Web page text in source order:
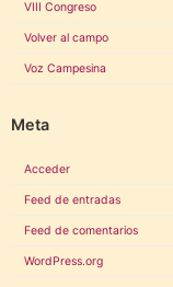
VIII Congreso
Volver al campo
Voz Campesina
Meta
Acceder
Feed de entradas
Feed de comentarios
WordPress.org